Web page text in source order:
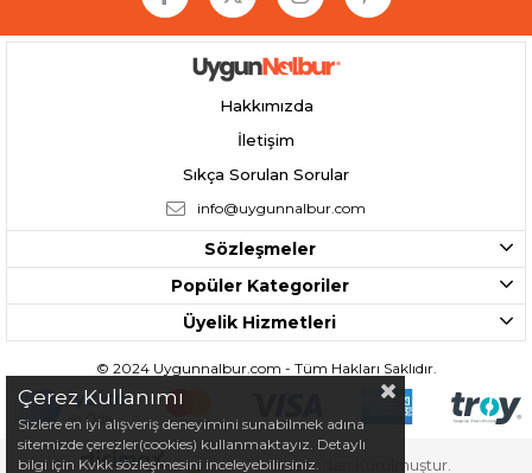
Hakkımızda
İletişim
Sıkça Sorulan Sorular
info@uygunnalbur.com
Sözleşmeler
Popüler Kategoriler
Üyelik Hizmetleri
© 2024 Uygunnalbur.com - Tüm Hakları Saklıdır.
Tarafından Kurulmuştur.
Çerez Kullanımı
Sizlere en iyi alışveriş deneyimini sunabilmek adına
sitemizde çerezler(cookies) kullanmaktayız. Detaylı
bilgi için Kvkk sözleşmesini inceleyebilirsiniz.